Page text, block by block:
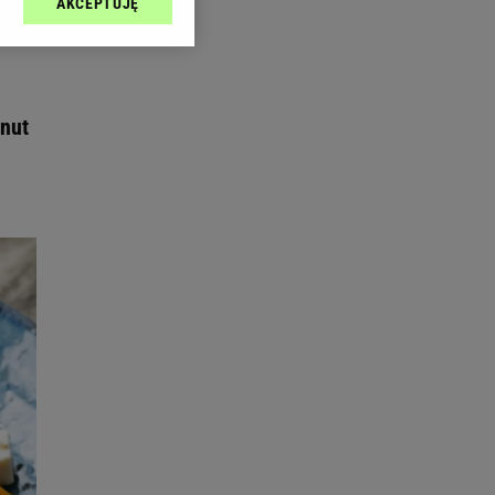
sp. z o.o., jej
danych poprzez
Zmiana ustawień
celów identyfikacji.
reklam i treści,